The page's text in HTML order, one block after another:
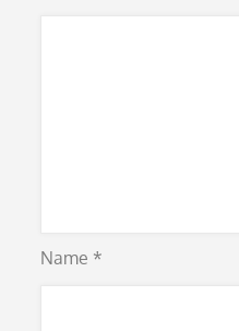
Name *